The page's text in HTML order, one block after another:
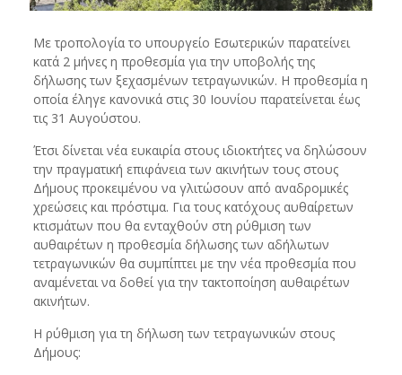
Με τροπολογία το υπουργείο Εσωτερικών παρατείνει
κατά 2 μήνες η προθεσμία για την υποβολής της
δήλωσης των ξεχασμένων τετραγωνικών. Η προθεσμία η
οποία έληγε κανονικά στις 30 Ιουνίου παρατείνεται έως
τις 31 Αυγούστου.
Έτσι δίνεται νέα ευκαιρία στους ιδιοκτήτες να δηλώσουν
την πραγματική επιφάνεια των ακινήτων τους στους
Δήμους προκειμένου να γλιτώσουν από αναδρομικές
χρεώσεις και πρόστιμα. Για τους κατόχους αυθαίρετων
κτισμάτων που θα ενταχθούν στη ρύθμιση των
αυθαιρέτων η προθεσμία δήλωσης των αδήλωτων
τετραγωνικών θα συμπίπτει με την νέα προθεσμία που
αναμένεται να δοθεί για την τακτοποίηση αυθαιρέτων
ακινήτων.
Η ρύθμιση για τη δήλωση των τετραγωνικών στους
Δήμους: